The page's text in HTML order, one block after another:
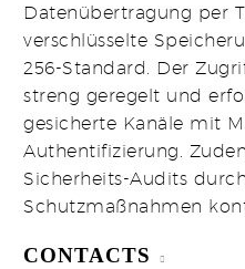
Datenübertragung per
verschlüsselte
256-Standard. Der
streng geregelt und
gesicherte Kanäle mit
Authentifizierung.
Sicherheits-Audits
Schutzmaßnahmen
CONTACTS